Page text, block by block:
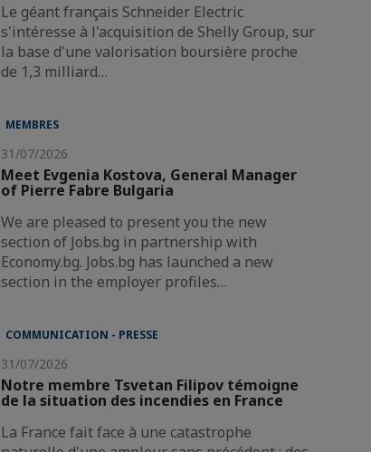
Le géant français Schneider Electric
s'intéresse à l'acquisition de Shelly Group, sur
la base d'une valorisation boursière proche
de 1,3 milliard…
MEMBRES
31/07/2026
Meet Evgenia Kostova, General Manager
of Pierre Fabre Bulgaria
We are pleased to present you the new
section of Jobs.bg in partnership with
Economy.bg. Jobs.bg has launched a new
section in the employer profiles…
COMMUNICATION - PRESSE
31/07/2026
Notre membre Tsvetan Filipov témoigne
de la situation des incendies en France
La France fait face à une catastrophe